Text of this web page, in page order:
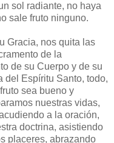
sol radiante, no haya
sale fruto ninguno.
Gracia, nos quita las
de la
de su Cuerpo y de su
del Espíritu Santo, todo,
sea bueno y
nuestras vidas,
a la oración,
doctrina, asistiendo
placeres, abrazando